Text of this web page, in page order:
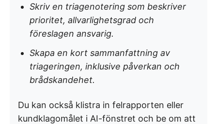
Skriv en triagenotering som beskriver
prioritet, allvarlighetsgrad och
föreslagen ansvarig.
Skapa en kort sammanfattning av
triageringen, inklusive påverkan och
brådskandehet.
Du kan också klistra in felrapporten eller
kundklagomålet i AI-fönstret och be om att